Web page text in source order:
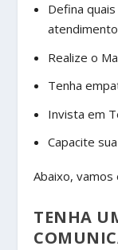
Defina
Realize o
Tenha
Invista em
Capacite
Abaixo,
TENHA